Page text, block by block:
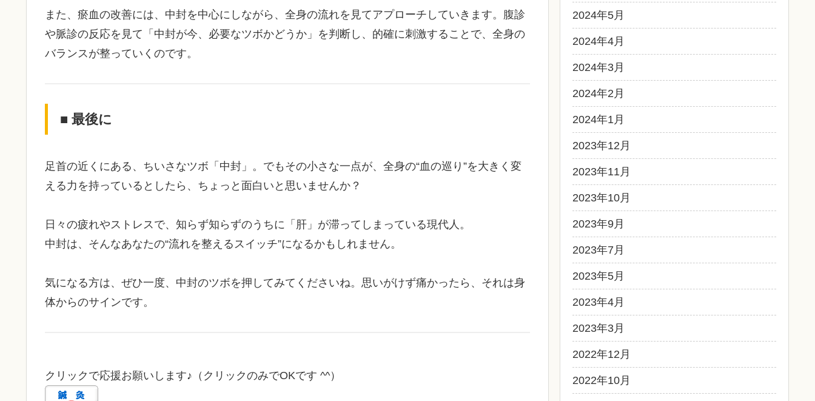
また、瘀血の改善には、中封を中心にしながら、全身の流れを見てアプローチしていきます。腹診
や脈診の反応を見て「中封が今、必要なツボかどうか」を判断し、的確に刺激することで、全身の
バランスが整っていくのです。
■ 最後に
足首の近くにある、ちいさなツボ「中封」。でもその小さな一点が、全身の“血の巡り”を大きく変
える力を持っているとしたら、ちょっと面白いと思いませんか？
日々の疲れやストレスで、知らず知らずのうちに「肝」が滞ってしまっている現代人。
中封は、そんなあなたの“流れを整えるスイッチ”になるかもしれません。
気になる方は、ぜひ一度、中封のツボを押してみてくださいね。思いがけず痛かったら、それは身
体からのサインです。
クリックで応援お願いします♪（クリックのみでOKです ^^）
2024年5月
2024年4月
2024年3月
2024年2月
2024年1月
2023年12月
2023年11月
2023年10月
2023年9月
2023年7月
2023年5月
2023年4月
2023年3月
2022年12月
2022年10月